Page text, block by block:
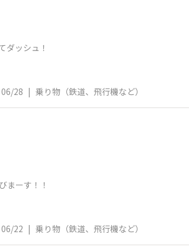
ダッシュ！
06/28 | 乗り物（鉄道、飛行機など）
まーす！！
06/22 | 乗り物（鉄道、飛行機など）